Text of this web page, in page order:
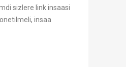
sizlere link insaasi
insaa